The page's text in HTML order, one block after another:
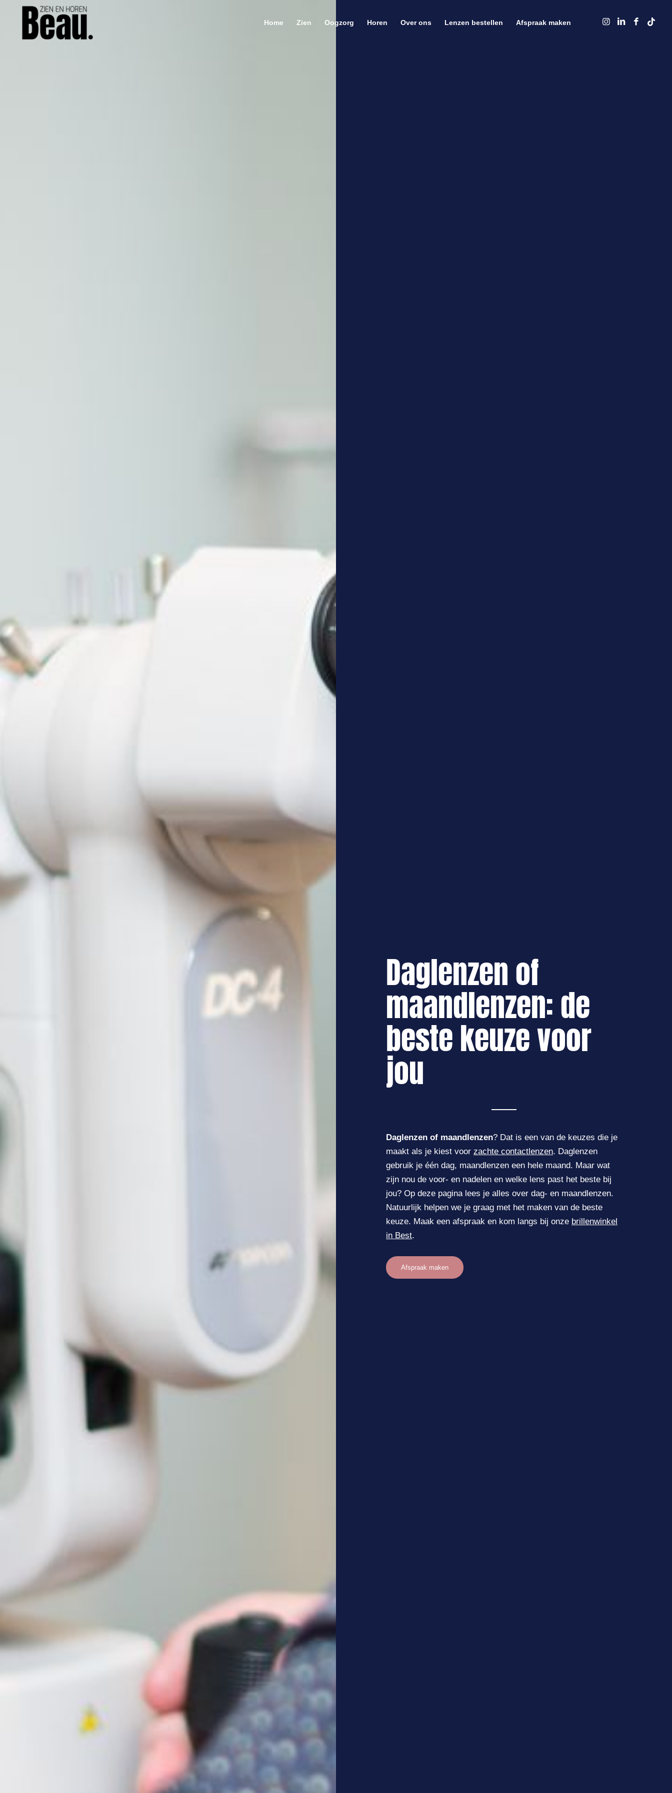
Home Zien Oogzorg Horen Over ons Lenzen bestellen Afspraak maken
Daglenzen of
maandlenzen: de
beste keuze voor
jou
Daglenzen of maandlenzen? Dat is een van de keuzes die je
maakt als je kiest voor zachte contactlenzen. Daglenzen
gebruik je één dag, maandlenzen een hele maand. Maar wat
zijn nou de voor- en nadelen en welke lens past het beste bij
jou? Op deze pagina lees je alles over dag- en maandlenzen.
Natuurlijk helpen we je graag met het maken van de beste
keuze. Maak een afspraak en kom langs bij onze brillenwinkel
in Best.
Afspraak maken